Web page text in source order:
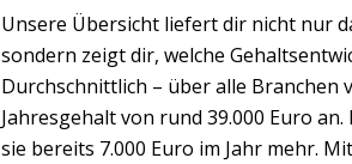
Unsere Übersicht liefert dir nicht nur
sondern zeigt dir, welche
Durchschnittlich – über alle
Jahresgehalt von rund 39.000 Euro
sie bereits 7.000 Euro im Jahr mehr.